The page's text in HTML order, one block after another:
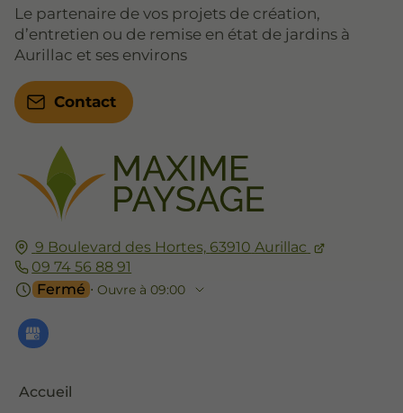
9 Boulevard des Hortes, 63910 Aurillac
09 74 56 88 91
Fermé ⋅ Ouvre à 09:00
Accueil
Le partenaire de vos projets de création,
d’entretien ou de remise en état de jardins à
Aurillac et ses environs
Contact